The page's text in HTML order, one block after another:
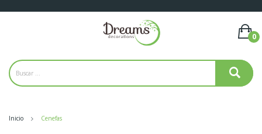
0
Inicio Cenefas